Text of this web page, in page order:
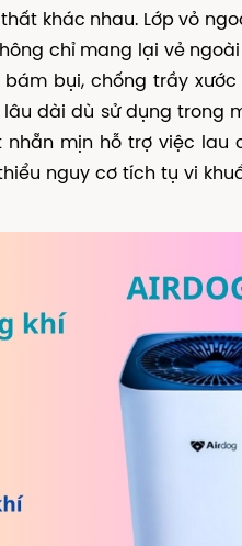
khác nhau. Lớp vỏ
chỉ mang lại vẻ
bụi, chống trầy
dài dù sử dụng trong
mịn hỗ trợ việc lau
nguy cơ tích tụ vi